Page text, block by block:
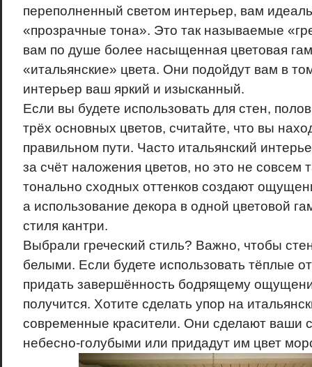
переполненный светом интерьер, вам
«прозрачные тона». Это так называемые
вам по душе более насыщенная цветовая
«итальянские» цвета. Они подойдут вам в
интерьер ваш яркий и изысканный.
Если вы будете использовать для стен,
трёх основных цветов, считайте, что вы
правильном пути. Часто итальянский
за счёт наложения цветов, но это не совсем
тонально сходных оттенков создают
а использование декора в одной цветовой
стиля кантри.
Выбрали греческий стиль? Важно, чтобы
белыми. Если будете использовать тёплые
придать завершённость бодрящему
получится. Хотите сделать упор на
современные красители. Они сделают ваши
небесно-голубыми или придадут им цвет